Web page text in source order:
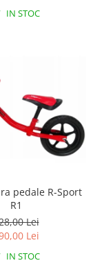
IN STOC
pedale R-Sport
R1
Lei
Lei
IN STOC